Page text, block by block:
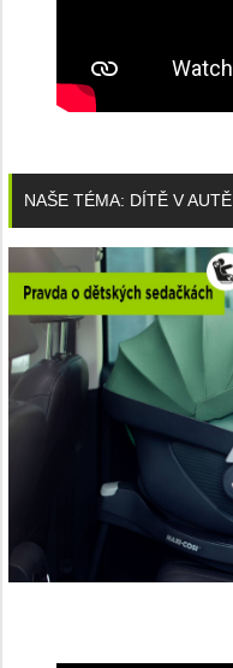
NAŠE TÉMA: DÍTĚ V AUTĚ